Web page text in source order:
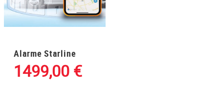
Alarme Starline
1499,00 €